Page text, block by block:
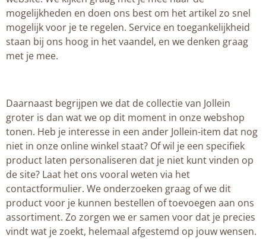
mogelijkheden en doen ons best om het artikel zo snel
mogelijk voor je te regelen. Service en toegankelijkheid
staan bij ons hoog in het vaandel, en we denken graag
met je mee.
Daarnaast begrijpen we dat de collectie van Jollein
groter is dan wat we op dit moment in onze webshop
tonen. Heb je interesse in een ander Jollein-item dat nog
niet in onze online winkel staat? Of wil je een specifiek
product laten personaliseren dat je niet kunt vinden op
de site? Laat het ons vooral weten via het
contactformulier. We onderzoeken graag of we dit
product voor je kunnen bestellen of toevoegen aan ons
assortiment. Zo zorgen we er samen voor dat je precies
vindt wat je zoekt, helemaal afgestemd op jouw wensen.